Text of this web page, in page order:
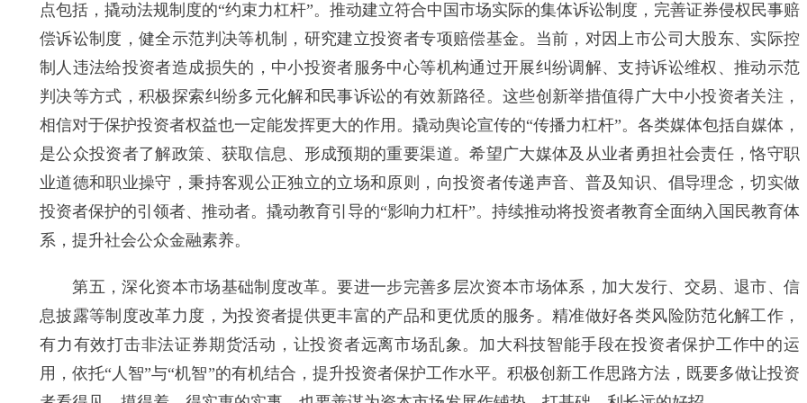
点包括，撬动法规制度的“约束力杠杆”。推动建立符合中国市场实际的集体诉讼制度，完善证券侵权民事赔
偿诉讼制度，健全示范判决等机制，研究建立投资者专项赔偿基金。当前，对因上市公司大股东、实际控
制人违法给投资者造成损失的，中小投资者服务中心等机构通过开展纠纷调解、支持诉讼维权、推动示范
判决等方式，积极探索纠纷多元化解和民事诉讼的有效新路径。这些创新举措值得广大中小投资者关注，
相信对于保护投资者权益也一定能发挥更大的作用。撬动舆论宣传的“传播力杠杆”。各类媒体包括自媒体，
是公众投资者了解政策、获取信息、形成预期的重要渠道。希望广大媒体及从业者勇担社会责任，恪守职
业道德和职业操守，秉持客观公正独立的立场和原则，向投资者传递声音、普及知识、倡导理念，切实做
投资者保护的引领者、推动者。撬动教育引导的“影响力杠杆”。持续推动将投资者教育全面纳入国民教育体
系，提升社会公众金融素养。
第五，深化资本市场基础制度改革。要进一步完善多层次资本市场体系，加大发行、交易、退市、信
息披露等制度改革力度，为投资者提供更丰富的产品和更优质的服务。精准做好各类风险防范化解工作，
有力有效打击非法证券期货活动，让投资者远离市场乱象。加大科技智能手段在投资者保护工作中的运
用，依托“人智”与“机智”的有机结合，提升投资者保护工作水平。积极创新工作思路方法，既要多做让投资